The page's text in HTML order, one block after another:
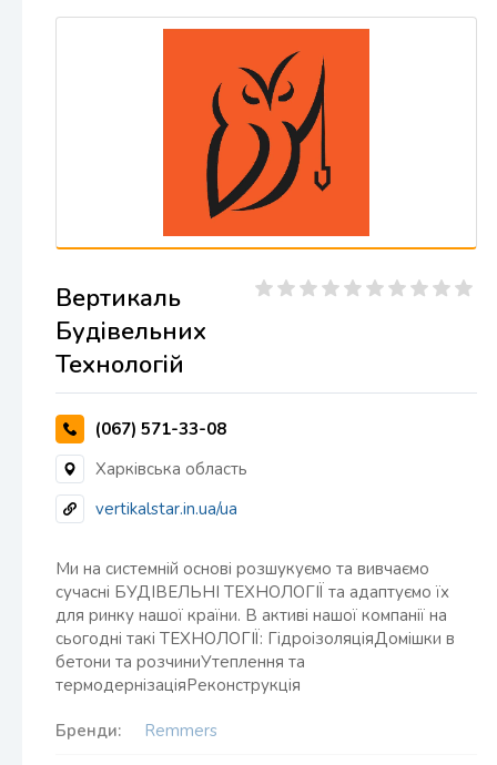
Вертикаль
Будівельних
Технологій
(067) 571-33-08
Харківська область
vertikalstar.in.ua/ua
Ми на системній основі розшукуємо та вивчаємо
сучасні БУДІВЕЛЬНІ ТЕХНОЛОГІЇ та адаптуємо їх
для ринку нашої країни. В активі нашої компанії на
сьогодні такі ТЕХНОЛОГІЇ: ГідроізоляціяДомішки в
бетони та розчиниУтеплення та
термодернізаціяРеконструкція
Бренди: Remmers